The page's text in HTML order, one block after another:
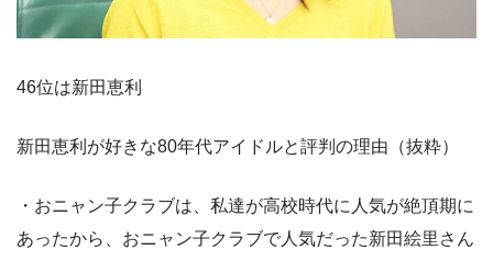
46位は新田恵利
新田恵利が好きな80年代アイドルと評判の理由（抜粋）
・おニャン子クラブは、私達が高校時代に人気が絶頂期に
あったから、おニャン子クラブで人気だった新田絵里さん